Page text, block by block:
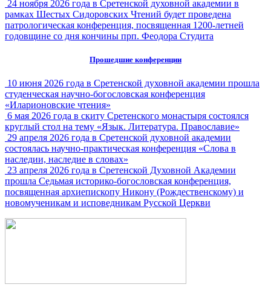
24 ноября 2026 года в Сретенской духовной академии в
рамках Шестых Сидоровских Чтений будет проведена
патрологическая конференция, посвященная 1200-летней
годовщине со дня кончины прп. Феодора Студита
Прошедшие конференции
10 июня 2026 года в Сретенской духовной академии прошла
студенческая научно-богословская конференция
«Иларионовские чтения»
6 мая 2026 года в скиту Сретенского монастыря состоялся
круглый стол на тему «Язык. Литература. Православие»
29 апреля 2026 года в Сретенской духовной академии
состоялась научно-практическая конференция «Слова в
наследии, наследие в словах»
23 апреля 2026 года в Сретенской Духовной Академии
прошла Седьмая историко-богословская конференция,
посвященная архиепископу Никону (Рождественскому) и
новомученикам и исповедникам Русской Церкви